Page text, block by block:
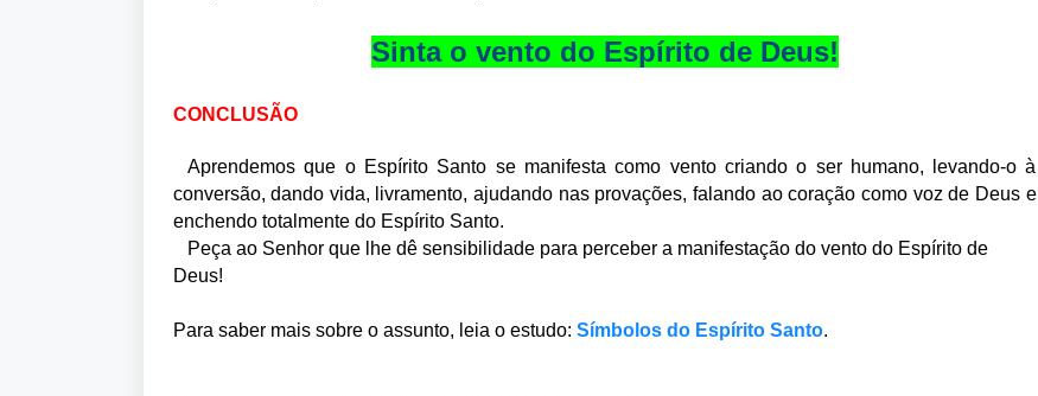
Sinta o vento do Espírito de Deus!
CONCLUSÃO
Aprendemos que o Espírito Santo se manifesta como vento criando o ser humano, levando-o à
conversão, dando vida, livramento, ajudando nas provações, falando ao coração como voz de Deus e
enchendo totalmente do Espírito Santo.
Peça ao Senhor que lhe dê sensibilidade para perceber a manifestação do vento do Espírito de
Deus!
Para saber mais sobre o assunto, l eia o estudo: Símbolos do Espírito Santo.